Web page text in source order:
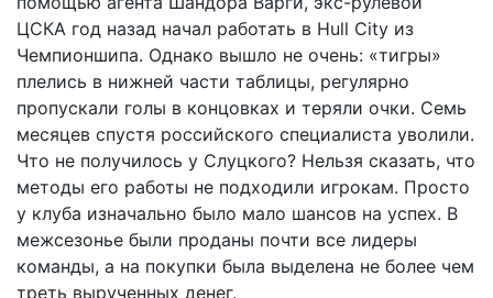
ЦСКА год назад начал работать в Hull City из
Чемпионшипа. Однако вышло не очень: «тигры»
плелись в нижней части таблицы, регулярно
пропускали голы в концовках и теряли очки. Семь
месяцев спустя российского специалиста уволили.
Что не получилось у Слуцкого? Нельзя сказать, что
методы его работы не подходили игрокам. Просто
у клуба изначально было мало шансов на успех. В
межсезонье были проданы почти все лидеры
команды, а на покупки была выделена не более чем
треть вырученных денег.